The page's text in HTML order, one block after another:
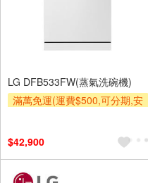
LG DFB533FW(蒸氣洗碗機)
滿萬免運(運費$500,可分期,安
$42,900